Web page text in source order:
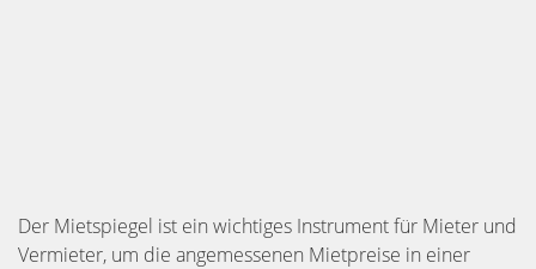
Der Mietspiegel ist ein wichtiges Instrument für Mieter und
Vermieter, um die angemessenen Mietpreise in einer